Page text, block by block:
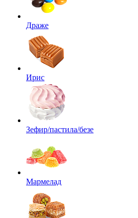
Драже
Ирис
Зефир/пастила/безе
Мармелад